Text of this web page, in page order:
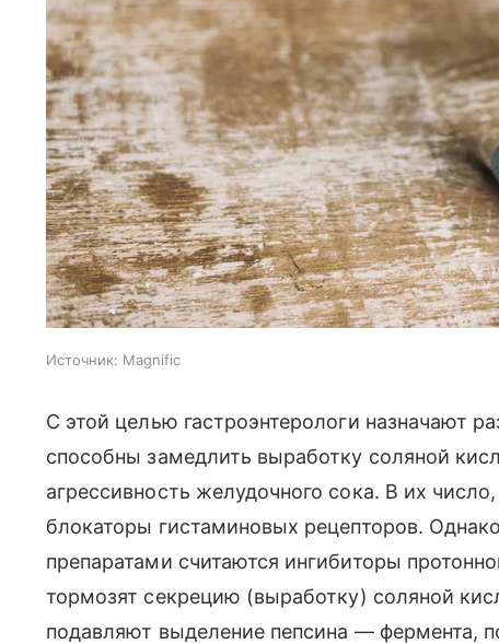
Источник: Magnific
С этой целью гастроэнтерологи назначают
способны замедлить выработку соляной
агрессивность желудочного сока. В их
блокаторы гистаминовых рецепторов.
препаратами считаются ингибиторы
тормозят секрецию (выработку) соляной
подавляют выделение пепсина — фермента,